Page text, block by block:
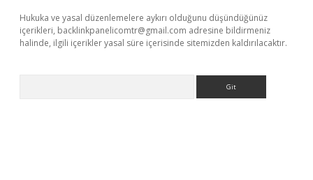
Hukuka ve yasal düzenlemelere aykırı olduğunu düşündüğünüz
içerikleri, backlinkpanelicomtr@gmail.com adresine bildirmeniz
halinde, ilgili içerikler yasal süre içerisinde sitemizden kaldırılacaktır.